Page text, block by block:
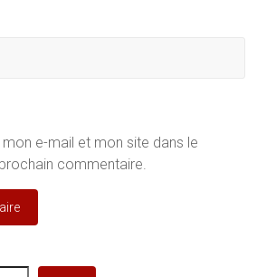
e-mail et mon site dans le
commentaire.